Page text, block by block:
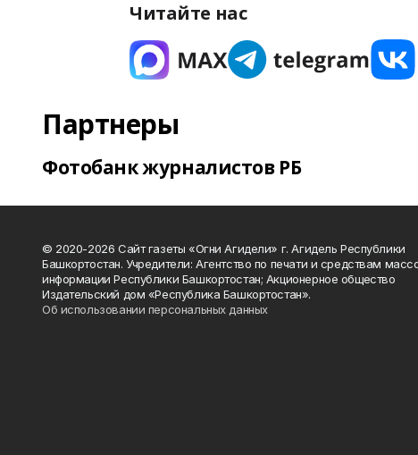
Читайте нас
Партнеры
Фотобанк журналистов РБ
© 2020-2026 Сайт газеты «Огни Агидели» г. Агидель Республики
Башкортостан. Учредители: Агентство по печати и средствам
информации Республики Башкортостан; Акционерное общество
Издательский дом «Республика Башкортостан».
Об использовании персональных данных